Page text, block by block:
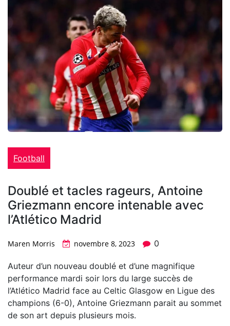
Football
Doublé et tacles rageurs, Antoine
Griezmann encore intenable avec
l’Atlético Madrid
Maren Morris novembre 8, 2023 0
Auteur d’un nouveau doublé et d’une magnifique
performance mardi soir lors du large succès de
l’Atlético Madrid face au Celtic Glasgow en Ligue des
champions (6-0), Antoine Griezmann parait au sommet
de son art depuis plusieurs mois.